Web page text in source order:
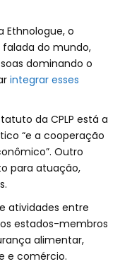
o
do mundo,
dominando o
integrar esses
da CPLP está a
“e a cooperação
Outro
para atuação,
atividades entre
estados-membros
alimentar,
e comércio.